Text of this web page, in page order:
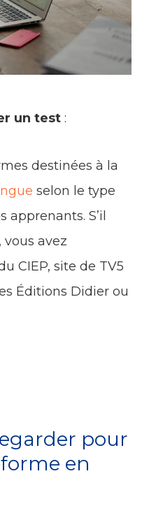
un test :
destinées à la
selon le type
apprenants. S’il
vous avez
CIEP, site de TV5
Éditions Didier ou
pour
en